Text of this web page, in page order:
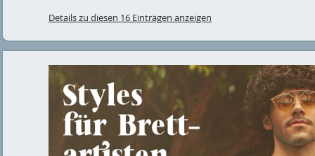
Details zu diesen 16 Einträgen anzeigen